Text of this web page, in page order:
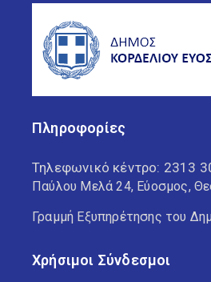
Πληροφορίες
Τηλεφωνικό κέντρο: 2313
Παύλου Μελά 24, Εύοσμος,
Γραμμή Εξυπηρέτησης του
Χρήσιμοι Σύνδεσμοι